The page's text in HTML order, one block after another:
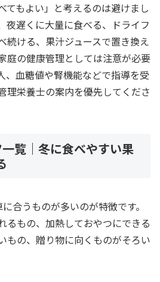
てもよい」と考えるのは避けまし
夜遅くに大量に食べる、ドライフ
続ける、果汁ジュースで置き換え
庭の健康管理としては注意が必要
、血糖値や腎機能などで指導を受
理栄養士の案内を優先してくださ
覧｜冬に食べやすい果
合うものが多いのが特徴です。
るもの、加熱しておやつにできる
もの、贈り物に向くものがそろい